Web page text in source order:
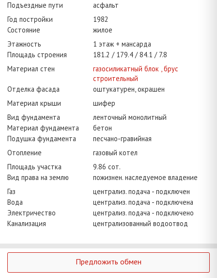
Подъездные пути
асфальт
Год постройки
1982
Состояние
жилое
Этажность
1 этаж + мансарда
Площадь строения
181.2 179.4 84.1
7.8
Материал стен
газосиликатный блок , брус
строительный
Отделка фасада
оштукатурен, окрашен
Материал крыши
шифер
Вид фундамента
ленточный монолитный
Материал фундамента
бетон
Подушка фундамента
песчано-гравийная
Отопление
газовый котел
Площадь участка
9.86 сот.
Вид права на землю
пожизнен. наследуемое владение
Газ
централиз. подача - подключен
Вода
централиз. подача - подключена
Электричество
централиз. подача - подключено
Канализация
централизованный водоотвод
Предложить обмен